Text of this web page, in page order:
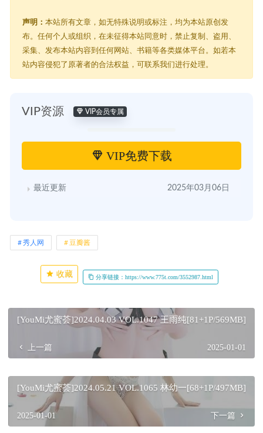
声明： 本站所有文章，如无特殊说明或标注，均为本站原创发
布。任何个人或组织，在未征得本站同意时，禁止复制、盗用、
采集、发布本站内容到任何网站、书籍等各类媒体平台。如若本
站内容侵犯了原著者的合法权益，可联系我们进行处理。
VIP资源 VIP会员专属
VIP免费下载
最近更新 2025年03月06日
秀人网 豆瓣酱
收藏 分享链接：https://www.775t.com/3552987.html
[YouMi尤蜜荟]2024.04.03 VOL.1047 王雨纯[81+1P/569MB]
上一篇 2025-01-01
[YouMi尤蜜荟]2024.05.21 VOL.1065 林幼一[68+1P/497MB]
2025-01-01 下一篇